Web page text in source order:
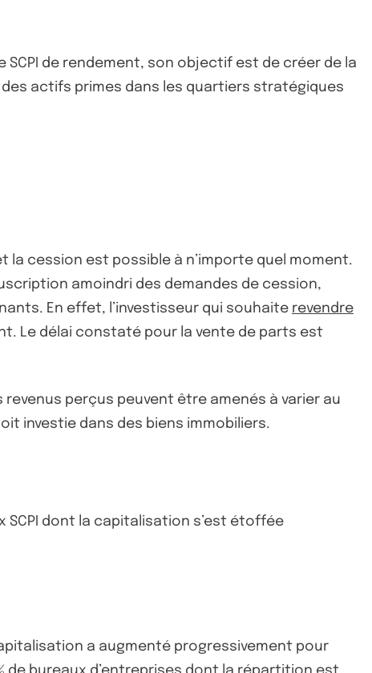
SCPI de rendement, son objectif est de créer de la
actifs primes dans les quartiers stratégiques
la cession est possible à n’importe quel moment.
amoindri des demandes de cession,
En effet, l’investisseur qui souhaite revendre
Le délai constaté pour la vente de parts est
perçus peuvent être amenés à varier au
investie dans des biens immobiliers.
SCPI dont la capitalisation s’est étoffée
a augmenté progressivement pour